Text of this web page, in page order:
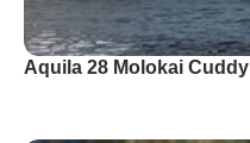
Aquila 28 Molokai Cuddy